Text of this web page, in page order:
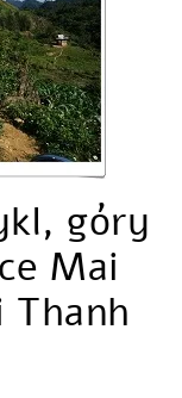
góry
Mai
Thanh